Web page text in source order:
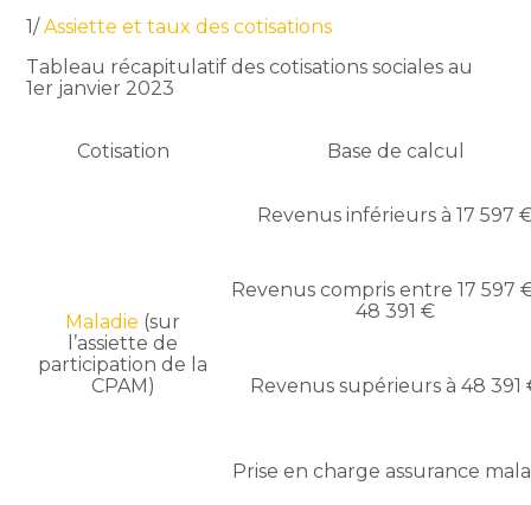
1/Assiette et taux des cotisations
Tableau récapitulatif des cotisations sociales au
1er janvier 2023
Cotisation Base de calcul
Maladie (sur
l’assiette de
participation de la
CPAM)
Revenus inférieurs à 17 597
Revenus compris entre 17 597
48 391 €
Revenus supérieurs à 48 391
Prise en charge assurance